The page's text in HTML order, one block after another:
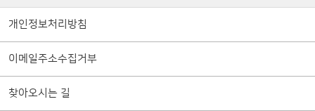
개인정보처리방침
이메일주소수집거부
찾아오시는 길